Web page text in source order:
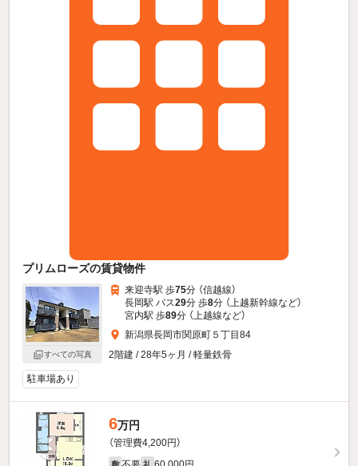
プリムローズの賃貸物件
すべての写真
来迎寺駅 歩75分 （信越線）
長岡駅 バス29分 歩8分 （上越新幹線など）
宮内駅 歩89分 （上越線など）
新潟県長岡市関原町５丁目84
2階建 / 28年5ヶ月 / 軽量鉄骨
駐車場あり
6万円
（管理費4,200円）